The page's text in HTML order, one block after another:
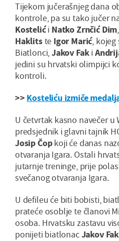
Tijekom jučerašnjeg dana
kontrole, pa su tako jučer
Kostelići Natko Zrnčić Dim
Haklitste Igor Marić, kojeg
Biatlonci,Jakov Faki
jedini su hrvatski olimpijci
kontroli.
>> Kosteliću izmiče
U četvrtak kasno navečer u
predsjednik i glavni tajnik
Josip Čopkoji će danas
otvaranja Igara. Ostali
jutarnje treninge, prije
svečanog otvaranja Igara.
U defileu će biti bobisti,
prateće osoblje te članovi
osoba. Hrvatsku zastavu
ponijeti biatlonacJakov Fak